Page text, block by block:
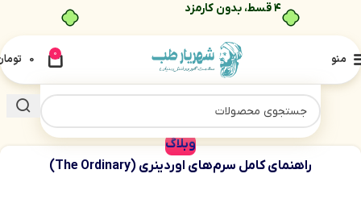
۴ قسط، بدون کارمزد
منو 0
0
وبلاگ
راهنمای کامل سرم‌های اوردینری (The Ordinary)